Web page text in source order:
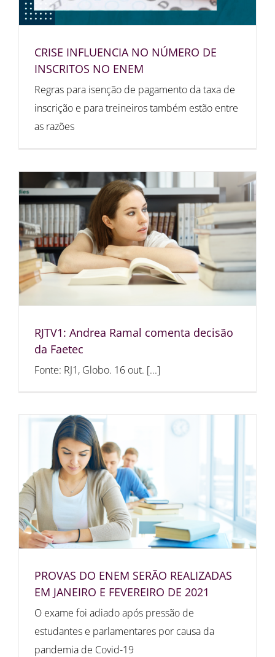
CRISE INFLUENCIA NO NÚMERO DE
INSCRITOS NO ENEM
Regras para isenção de pagamento da taxa de
inscrição e para treineiros também estão entre
as razões
RJTV1: Andrea Ramal comenta decisão
da Faetec
Fonte: RJ1, Globo. 16 out. [...]
PROVAS DO ENEM SERÃO REALIZADAS
EM JANEIRO E FEVEREIRO DE 2021
O exame foi adiado após pressão de
estudantes e parlamentares por causa da
pandemia de Covid-19